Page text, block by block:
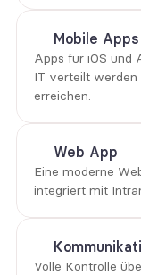
Mobile Apps
Apps für iOS und
IT verteilt werden
erreichen.
Web App
Eine moderne
integriert mit
Volle Kontrolle